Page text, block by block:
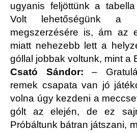
ugyanis feljöttünk a
Volt lehetőségünk a
megszerzésére is, ám az
miatt nehezebb lett a
góllal jobbak voltunk, mint a
Csató Sándor:–
remek csapata van jó
volna úgy kezdeni a
gólt az elején, de ez
Próbáltunk bátran játszani,